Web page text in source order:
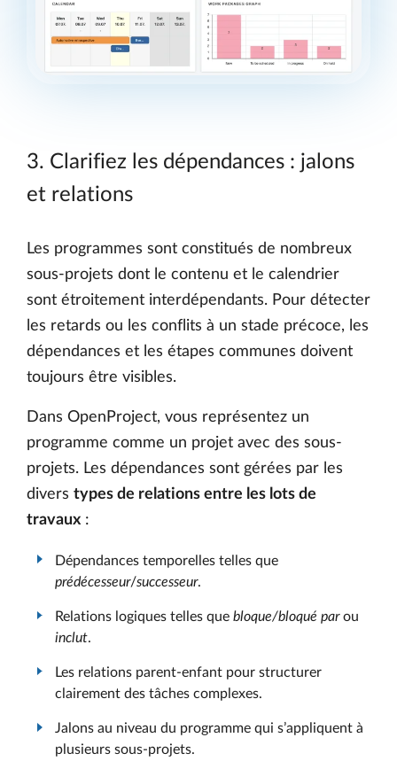
3. Clarifiez les dépendances : jalons
et relations
Les programmes sont constitués de nombreux
sous-projets dont le contenu et le calendrier
sont étroitement interdépendants. Pour détecter
les retards ou les conflits à un stade précoce, les
dépendances et les étapes communes doivent
toujours être visibles.
Dans OpenProject, vous représentez un
programme comme un projet avec des sous-
projets. Les dépendances sont gérées par les
divers types de relations entre les lots de
travaux :
Dépendances temporelles telles que
prédécesseur/successeur.
Relations logiques telles que bloque/bloqué parou
inclut.
Les relations parent-enfant pour structurer
clairement des tâches complexes.
Jalons au niveau du programme qui s’appliquent à
plusieurs sous-projets.